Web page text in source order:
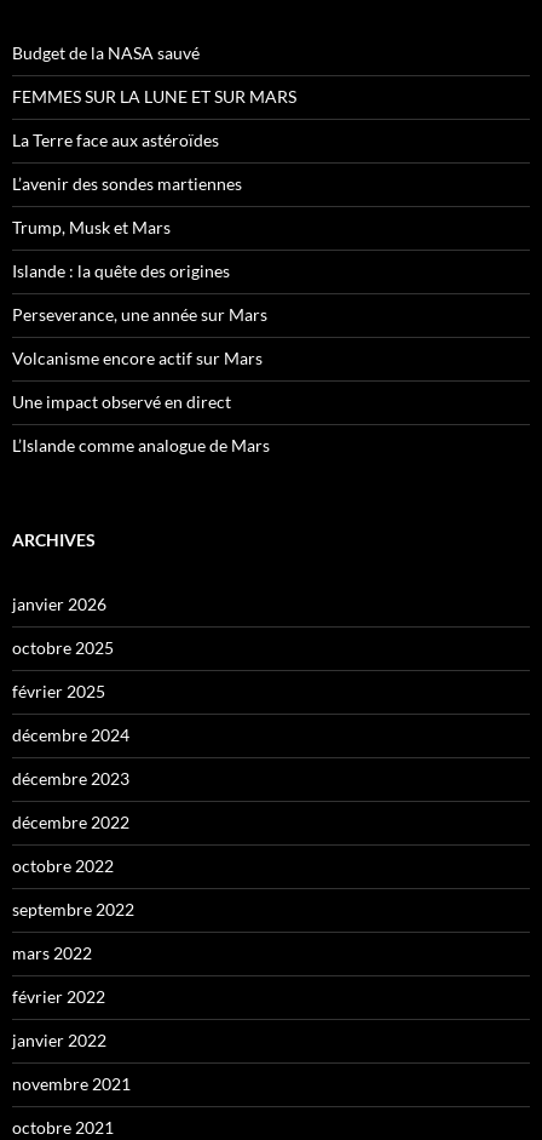
Budget de la NASA sauvé
FEMMES SUR LA LUNE ET SUR MARS
La Terre face aux astéroïdes
L’avenir des sondes martiennes
Trump, Musk et Mars
Islande : la quête des origines
Perseverance, une année sur Mars
Volcanisme encore actif sur Mars
Une impact observé en direct
L’Islande comme analogue de Mars
ARCHIVES
janvier 2026
octobre 2025
février 2025
décembre 2024
décembre 2023
décembre 2022
octobre 2022
septembre 2022
mars 2022
février 2022
janvier 2022
novembre 2021
octobre 2021